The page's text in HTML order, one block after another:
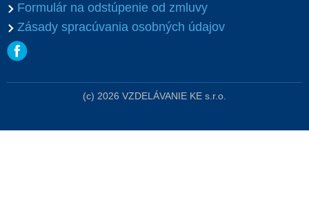
Formulár na odstúpenie od zmluvy
Zásady spracúvania osobných údajov
(c) 2026 VZDELÁVANIE KE s.r.o.